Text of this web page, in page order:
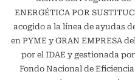
ENERGÉTICA POR
acogido a la línea de ayudas
en PYME y GRAN EMPRESA
por el IDAE y gestionada
Fondo Nacional de